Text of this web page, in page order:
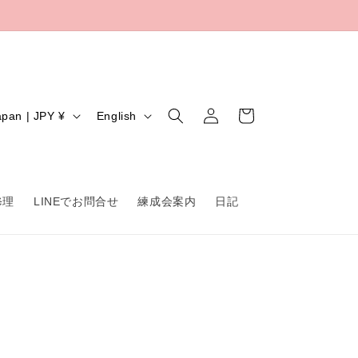
LINEでお問合せ 練成会案内 日記
Japan | JPY ¥
L
u
English
in
Cart